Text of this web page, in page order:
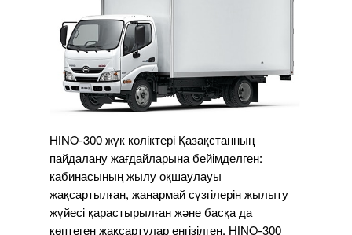
HINO-300 жүк көліктері Қазақстанның
пайдалану жағдайларына бейімделген:
кабинасының жылу оқшаулауы
жақсартылған, жанармай сүзгілерін жылыту
жүйесі қарастырылған және басқа да
көптеген жақсартулар енгізілген. HINO-300